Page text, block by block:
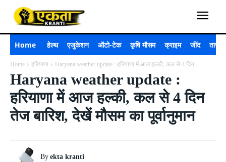
Home हेल्थ एजुकेशन ऑटो-टेक कृषि मौसम क्राइम जींद ताजा
Home हरियाणा Haryana weather update : हरियाणा में आज हल्की, कल से 4 दिन...
Haryana weather update :
हरियाणा में आज हल्की, कल से 4 दिन
तेज बारिश, देखें मौसम का पूर्वानुमान
By ekta kranti